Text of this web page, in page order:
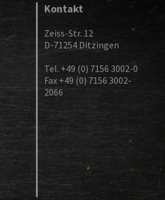
Kontakt
Zeiss-Str. 12
D-71254 Ditzingen
Tel. +49 (0) 7156 3002-0
Fax +49 (0) 7156 3002-
2066